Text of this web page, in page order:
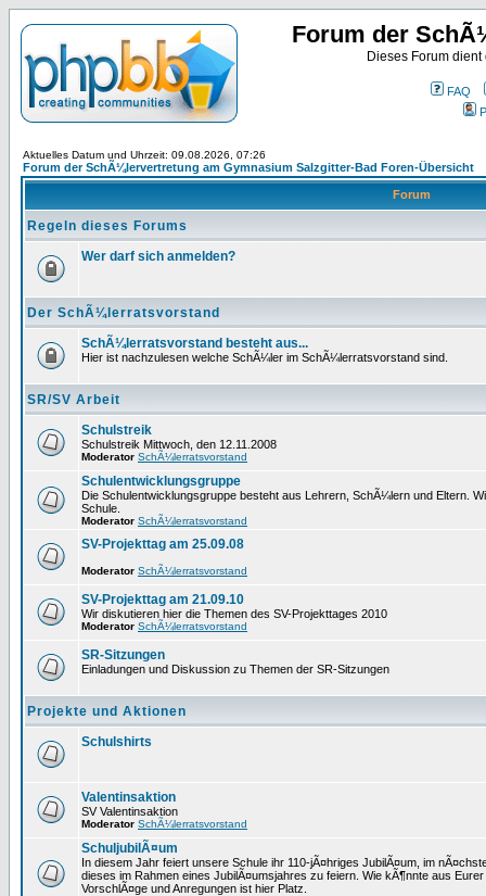
Forum der
Dieses Forum
FAQ
Aktuelles Datum und Uhrzeit: 09.08.2026, 07:26
Forum der SchÃ¼lervertretung am Gymnasium Salzgitter-Bad Foren-Übersicht
Forum
Regeln dieses Forums
Wer darf sich anmelden?
Der SchÃ¼lerratsvorstand
SchÃ¼lerratsvorstand besteht aus...
Hier ist nachzulesen welche SchÃ¼ler im SchÃ¼lerratsvorstand sind.
SR/SV Arbeit
Schulstreik
Schulstreik Mittwoch, den 12.11.2008
Moderator SchÃ¼lerratsvorstand
Schulentwicklungsgruppe
Die Schulentwicklungsgruppe besteht aus Lehrern, SchÃ¼lern und Eltern.
Schule.
Moderator SchÃ¼lerratsvorstand
SV-Projekttag am 25.09.08
Moderator SchÃ¼lerratsvorstand
SV-Projekttag am 21.09.10
Wir diskutieren hier die Themen des SV-Projekttages 2010
Moderator SchÃ¼lerratsvorstand
SR-Sitzungen
Einladungen und Diskussion zu Themen der SR-Sitzungen
Projekte und Aktionen
Schulshirts
Valentinsaktion
SV Valentinsaktion
Moderator SchÃ¼lerratsvorstand
SchuljubilÃ¤um
In diesem Jahr feiert unsere Schule ihr 110-jÃ¤hriges JubilÃ¤um, im
dieses im Rahmen eines JubilÃ¤umsjahres zu feiern. Wie kÃ¶nnte aus
VorschlÃ¤ge und Anregungen ist hier Platz.